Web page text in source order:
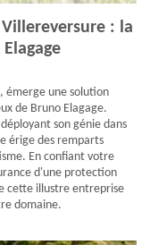
: la
émerge une solution
de Bruno Elagage.
son génie dans
érige des remparts
En confiant votre
d'une protection
cette illustre entreprise
domaine.